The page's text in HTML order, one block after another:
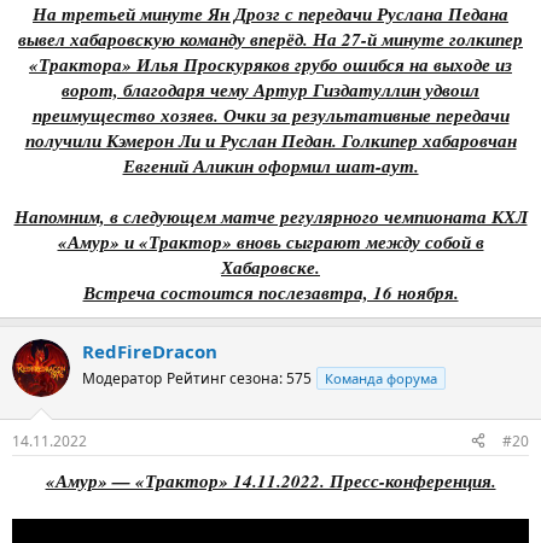
На третьей минуте Ян Дрозг с передачи Руслана Педана
вывел хабаровскую команду вперёд. На 27-й минуте голкипер
«Трактора» Илья Проскуряков грубо ошибся на выходе из
ворот, благодаря чему Артур Гиздатуллин удвоил
преимущество хозяев. Очки за результативные передачи
получили Кэмерон Ли и Руслан Педан. Голкипер хабаровчан
Евгений Аликин оформил шат-аут.
Напомним, в следующем матче регулярного чемпионата КХЛ
«Амур» и «Трактор» вновь сыграют между собой в
Хабаровске.
Встреча состоится послезавтра, 16 ноября.
RedFireDracon
Модератор Рейтинг сезона: 575 Команда форума
14.11.2022 #20
«Амур» — «Трактор» 14.11.2022. Пресс-конференция.